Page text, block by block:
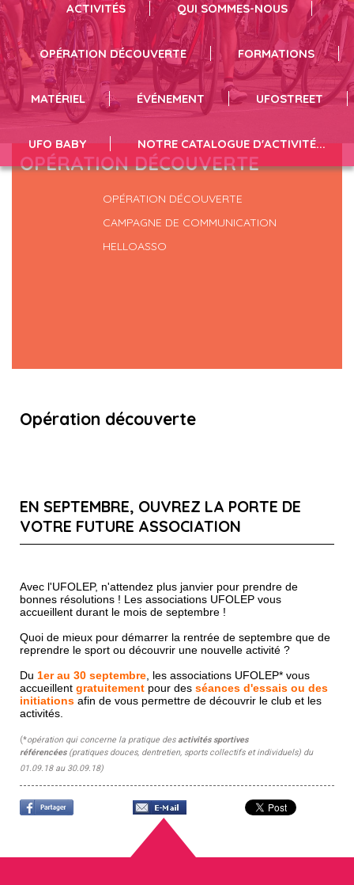
Revivez l'évènement en cliquant ici !
ACTIVITÉS QUI SOMMES-NOUS
OPÉRATION DÉCOUVERTE FORMATIONS
MATÉRIEL ÉVÉNEMENT UFOSTREET
UFO BABY NOTRE CATALOGUE D'ACTIVITÉ...
OPÉRATION DÉCOUVERTE
OPÉRATION DÉCOUVERTE
CAMPAGNE DE COMMUNICATION
HELLOASSO
Opération découverte
EN SEPTEMBRE, OUVREZ LA PORTE DE
VOTRE FUTURE ASSOCIATION
Avec l'UFOLEP, n'attendez plus janvier pour prendre de
bonnes résolutions ! Les associations UFOLEP vous
accueillent durant le mois de septembre !
Quoi de mieux pour démarrer la rentrée de septembre que de
reprendre le sport ou découvrir une nouvelle activité ?
Du 1er au 30 septembre, les associations UFOLEP* vous
accueillent gratuitement pour des séances d'essais ou des
initiations afin de vous permettre de découvrir le club et les
activités.
(*opération qui concerne la pratique desactivités sportives
référencées (pratiques douces, dentretien, sports collectifs et individuels) du
01.09.18 au 30.09.18)